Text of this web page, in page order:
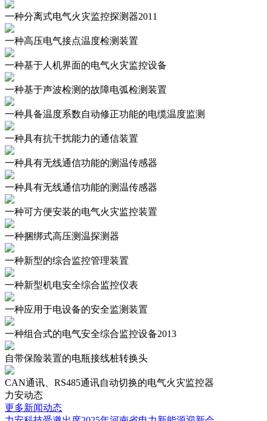
一种分离式电气火灾监控探测器2011
一种高压电气接点温度检测装置
一种基于人机界面的电气火灾监控设备
一种基于声波检测的故障电弧检测装置
一种具备温度系数自动修正功能的电缆温度监测
一种具有抗干扰能力的通信装置
一种具有无线通信功能的测温传感器
一种具有无线通信功能的测温传感器
一种可方便安装的电气火灾监控装置
一种捆绑式高压测温探测器
一种新型的综合监控管理装置
一种新型机电安全综合监控仪表
一种应用于电设备的安全监测装置
一种组合式的电气安全综合监控设备2013
自带保险装置的电瓶接线桩转换头
CAN通讯、RS485通讯自动切换的电气火灾监控器
力安动态
更多新闻动态